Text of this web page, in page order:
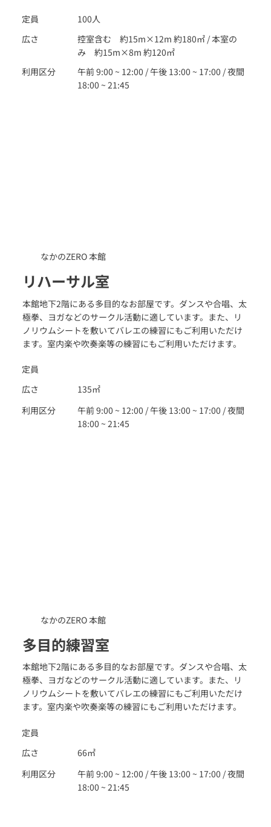
定員
100人
広さ
控室含む 約15m×12m 約180㎡ / 本室の
み 約15m×8m 約120㎡
利用区分
午前 9:00 ~ 12:00 / 午後 13:00 ~ 17:00 / 夜間
18:00 ~ 21:45
なかのZERO 本館
リハーサル室
本館地下2階にある多目的なお部屋です。ダンスや合唱、太
極拳、ヨガなどのサークル活動に適しています。また、リ
ノリウムシートを敷いてバレエの練習にもご利用いただけ
ます。室内楽や吹奏楽等の練習にもご利用いただけます。
定員
広さ
135㎡
利用区分
午前 9:00 ~ 12:00 / 午後 13:00 ~ 17:00 / 夜間
18:00 ~ 21:45
なかのZERO 本館
多目的練習室
本館地下2階にある多目的なお部屋です。ダンスや合唱、太
極拳、ヨガなどのサークル活動に適しています。また、リ
ノリウムシートを敷いてバレエの練習にもご利用いただけ
ます。室内楽や吹奏楽等の練習にもご利用いただけます。
定員
広さ
66㎡
利用区分
午前 9:00 ~ 12:00 / 午後 13:00 ~ 17:00 / 夜間
18:00 ~ 21:45